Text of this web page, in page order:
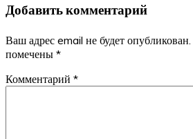
записям
Добавить комментарий
Ваш адрес email не будет опубликован.
помечены *
Комментарий *